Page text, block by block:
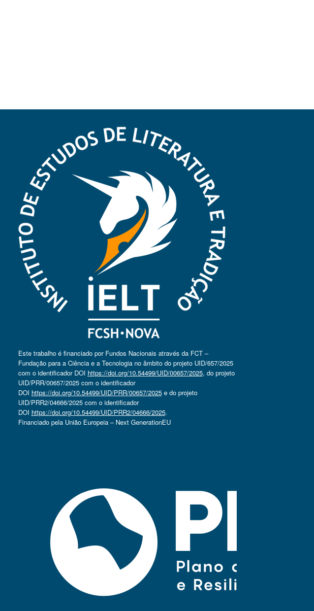
Este trabalho é financiado por Fundos Nacionais através da FCT –
Fundação para a Ciência e a Tecnologia no âmbito do projeto UID/657/2025
com o identificador DOI https://doi.org/10.54499/UID/00657/2025, do projeto
UID/PRR/00657/2025 com o identificador
DOI https://doi.org/10.54499/UID/PRR/00657/2025e do projeto
UID/PRR2/04666/2025 com o identificador
DOI https://doi.org/10.54499/UID/PRR2/04666/2025.
Financiado pela União Europeia – Next GenerationEU